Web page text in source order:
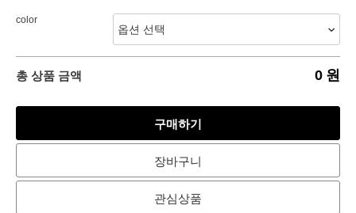
color
총 상품 금액 0 원
구매하기
장바구니
관심상품